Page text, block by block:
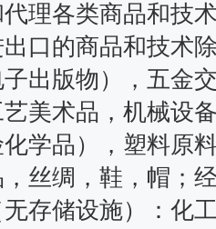
理各类商品和技
口的商品和技术
出版物），五金
美术品，机械设
化学品），塑料原
丝绸，鞋，帽；
存储设施）：化